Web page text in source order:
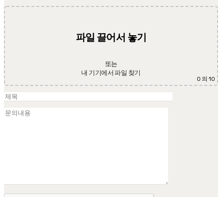
파일 끌어서 놓기
또는
내 기기에서 파일 찾기
0 의 10